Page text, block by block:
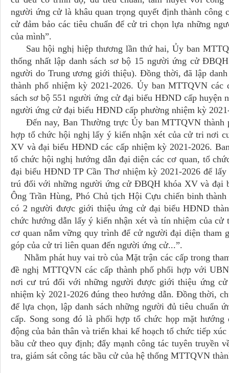
người ứng cử là khâu quan trọng quyết định thành
cử đảm bảo các tiêu chuẩn để cử tri chọn lựa những
của mình”.
Sau hội nghị hiệp thương lần thứ hai, Ủy ban
thống nhất lập danh sách sơ bộ 15 người ứng cử
người do Trung ương giới thiệu). Đồng thời, đã lập
thành phố nhiệm kỳ 2021-2026. Ủy ban MTTQVN các
sách sơ bộ 551 người ứng cử đại biểu HÐND cấp huyện
người ứng cử đại biểu HÐND cấp phường nhiệm kỳ
Đến nay, Ban Thường trực Ủy ban MTTQVN thành
hợp tổ chức hội nghị lấy ý kiến nhận xét của cử tri nơi
XV và đại biểu HĐND các cấp nhiệm kỳ 2021-2026.
tổ chức hội nghị hướng dẫn đại diện các cơ quan, tổ
đại biểu HĐND TP Cần Thơ nhiệm kỳ 2021-2026 để
trú đối với những người ứng cử ĐBQH khóa XV và đại
Ông Trần Hùng, Phó Chủ tịch Hội Cựu chiến binh
có 2 người được giới thiệu ứng cử đại biểu HĐND
chức hướng dẫn lấy ý kiến nhận xét và tín nhiệm của
cơ quan nắm vững quy trình để cử người đại diện tham
góp của cử tri liên quan đến người ứng cử...”.
Nhằm phát huy vai trò của Mặt trận các cấp trong
đề nghị MTTQVN các cấp thành phố phối hợp với
nơi cư trú đối với những người được giới thiệu ứng
nhiệm kỳ 2021-2026 đúng theo hướng dẫn. Đồng thời,
để lựa chọn, lập danh sách những người đủ tiêu
cấp. Song song đó là phối hợp tổ chức họp mặt
động của bản thân và triển khai kế hoạch tổ chức tiếp
bầu cử theo quy định; đẩy mạnh công tác tuyên truyền
tra, giám sát công tác bầu cử của hệ thống MTTQVN